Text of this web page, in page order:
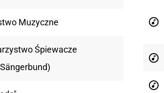
Muzyczne
Śpiewacze